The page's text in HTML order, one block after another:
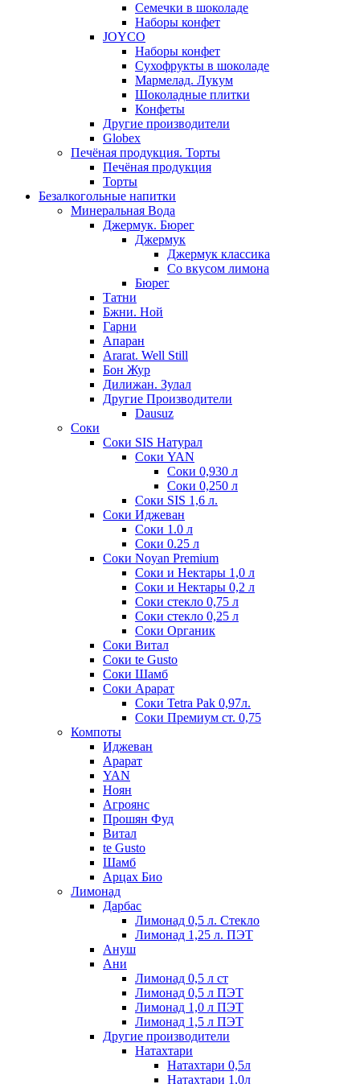
Семечки в шоколаде
Наборы конфет
JOYCO
Наборы конфет
Сухофрукты в шоколаде
Мармелад. Лукум
Шоколадные плитки
Конфеты
Другие производители
Globex
Печёная продукция. Торты
Печёная продукция
Торты
Безалкогольные напитки
Минеральная Вода
Джермук. Бюрег
Джермук
Джермук классика
Со вкусом лимона
Бюрег
Татни
Бжни. Ной
Гарни
Апаран
Ararat. Well Still
Бон Жур
Дилижан. Зулал
Другие Производители
Dausuz
Соки
Соки SIS Натурал
Соки YAN
Соки 0,930 л
Соки 0,250 л
Соки SIS 1,6 л.
Соки Иджеван
Соки 1.0 л
Соки 0.25 л
Соки Noyan Premium
Соки и Нектары 1,0 л
Соки и Нектары 0,2 л
Соки стекло 0,75 л
Соки стекло 0,25 л
Соки Органик
Соки Витал
Соки te Gusto
Соки Шамб
Соки Арарат
Соки Tetra Pak 0,97л.
Соки Премиум ст. 0,75
Компоты
Иджеван
Арарат
YAN
Ноян
Агроянс
Прошян Фуд
Витал
te Gusto
Шамб
Арцах Био
Лимонад
Дарбас
Лимонад 0,5 л. Стекло
Лимонад 1,25 л. ПЭТ
Ануш
Ани
Лимонад 0,5 л ст
Лимонад 0,5 л ПЭТ
Лимонад 1,0 л ПЭТ
Лимонад 1,5 л ПЭТ
Другие производители
Натахтари
Натахтари 0,5л
Натахтари 1,0л